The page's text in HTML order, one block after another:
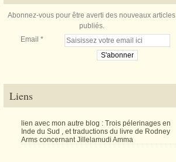
Abonnez-vous pour être averti des nouveaux articles
publiés.
Email
Liens
lien avec mon autre blog : Trois pélerinages en
Inde du Sud , et traductions du livre de Rodney
Arms concernant Jillelamudi Amma